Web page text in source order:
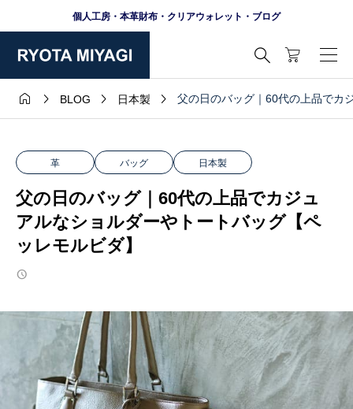
個人工房・本革財布・クリアウォレット・ブログ

  BLOG  日本製  父の日のバッグ｜60代の上品でカ
革 バッグ 日本製
父の日のバッグ｜60代の上品でカジュ
アルなショルダーやトートバッグ【ペ
ッレモルビダ】